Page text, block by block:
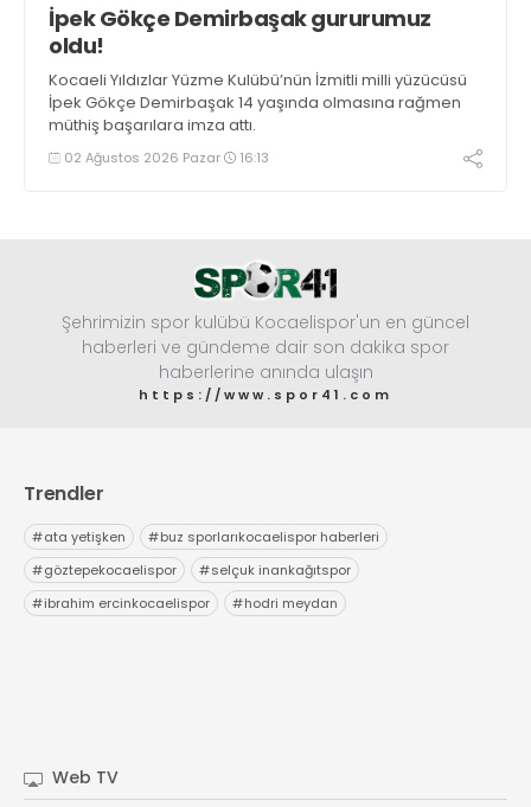
İpek Gökçe Demirbaşak gururumuz
oldu!
Kocaeli Yıldızlar Yüzme Kulübü’nün İzmitli milli yüzücüsü
İpek Gökçe Demirbaşak 14 yaşında olmasına rağmen
müthiş başarılara imza attı.
02 Ağustos 2026 Pazar 16:13
Şehrimizin spor kulübü Kocaelispor'un en güncel
haberleri ve gündeme dair son dakika spor
haberlerine anında ulaşın
https://www.spor41.com
Trendler
#ata yetişken #buz sporlarıkocaelispor haberleri
#göztepekocaelispor #selçuk inankağıtspor
#ibrahim ercinkocaelispor #hodri meydan
Web TV